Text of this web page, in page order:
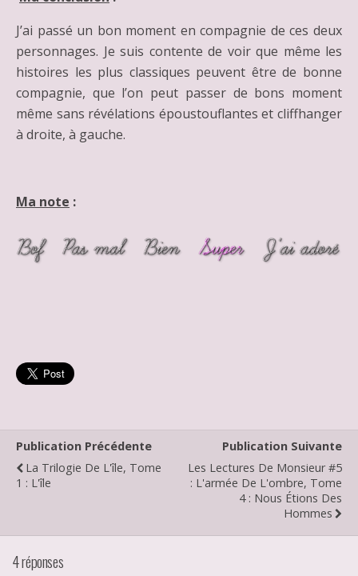
J’ai passé un bon moment en compagnie de ces deux
personnages. Je suis contente de voir que même les
histoires les plus classiques peuvent être de bonne
compagnie, que l’on peut passer de bons moment
même sans révélations époustouflantes et cliffhanger
à droite, à gauche.
Ma note :
Publication Précédente
La Trilogie De L'île, Tome
1 : L'île
Publication Suivante
Les Lectures De Monsieur #5
: L'armée De L'ombre, Tome
4 : Nous Étions Des
Hommes
4 réponses